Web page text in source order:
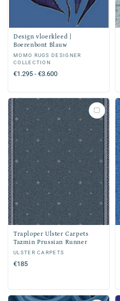
Design vloerkleed |
Boerenbont Blauw
Verkoper:
MOMO RUGS DESIGNER
COLLECTION
Normale
€1.295 - €3.600
Traploper Ulster Carpets
Tazmin Prussian Runner
Verkoper:
ULSTER CARPETS
Normale
€185